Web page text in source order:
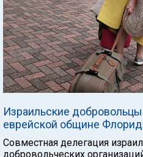
Израильские
еврейской общине
Совместная делегация
добровольческих